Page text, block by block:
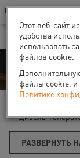
Ваш город:
В Вашем регионе нет
Аренда
Дизель-
РАЗВЕРНУТЬ
Этот веб-сайт
удобства
использовать
файлов cookie.
файлы cookie, и
Политике